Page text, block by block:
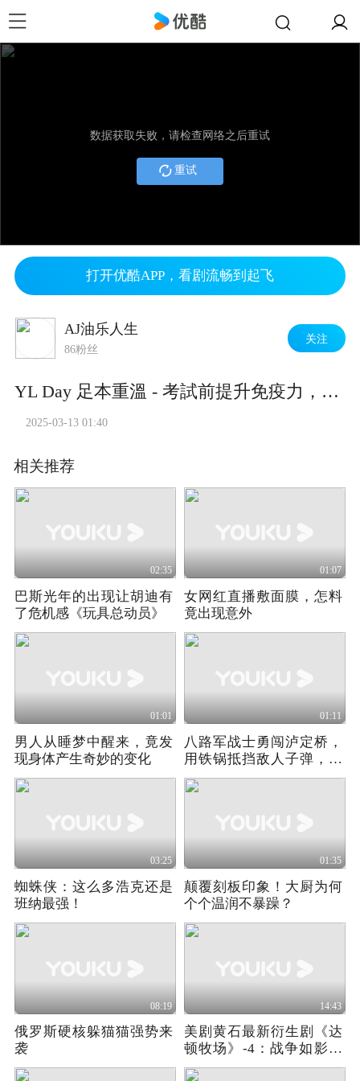
数据获取失败，请检查网络之后重试
重试
打开优酷APP，看剧流畅到起飞
AJ油乐人生
86粉丝
关注
YL Day 足本重溫 - 考試前提升免疫力，提升腦力 by Vicky Chan (廣東話_中文字幕)
2025-03-13 01:40
相关推荐
02:35
巴斯光年的出现让胡迪有
了危机感《玩具总动员》
01:07
女网红直播敷面膜，怎料
竟出现意外
01:01
男人从睡梦中醒来，竟发
现身体产生奇妙的变化
01:11
八路军战士勇闯泸定桥，
用铁锅抵挡敌人子弹，战
争片
03:25
蜘蛛侠：这么多浩克还是
班纳最强！
01:35
颠覆刻板印象！大厨为何
个个温润不暴躁？
08:19
俄罗斯硬核躲猫猫强势来
袭
14:43
美剧黄石最新衍生剧《达
顿牧场》-4：战争如影随
形